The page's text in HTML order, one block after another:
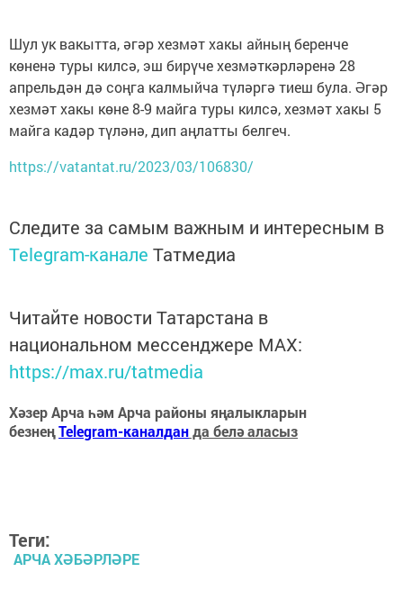
Шул ук вакытта, әгәр хезмәт хакы айның беренче
көненә туры килсә, эш бирүче хезмәткәрләренә 28
апрельдән дә соңга калмыйча түләргә тиеш була. Әгәр
хезмәт хакы көне 8-9 майга туры килсә, хезмәт хакы 5
майга кадәр түләнә, дип аңлатты белгеч.
https://vatantat.ru/2023/03/106830/
Следите за самым важным и интересным в
Telegram-канале Татмедиа
Читайте новости Татарстана в
национальном мессенджере MАХ:
https://max.ru/tatmedia
Хәзер Арча һәм Арча районы яңалыкларын
безнеңTelegram-каналданда белә аласыз
Теги:
АРЧА ХӘБӘРЛӘРЕ